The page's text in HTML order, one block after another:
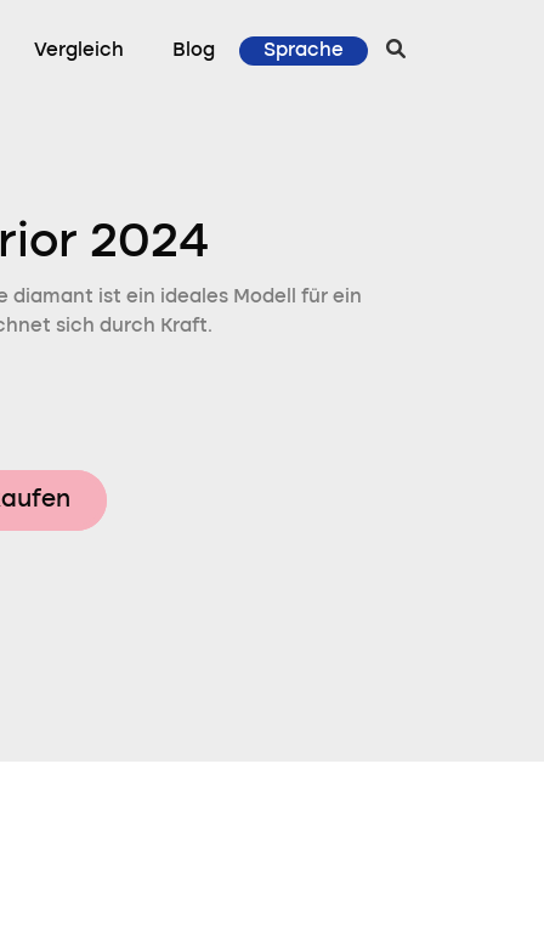
Vergleich Blog Sprache
2024
diamant ist ein ideales Modell für ein
sich durch Kraft.